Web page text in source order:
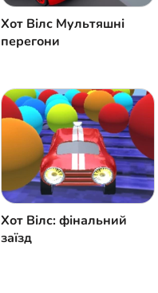
Хот Вілс Мультяшні
перегони
Хот Вілс: фінальний
заїзд